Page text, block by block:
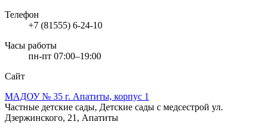
Телефон
+7 (81555) 6-24-10
Часы работы
пн-пт 07:00–19:00
Сайт
МАДОУ № 35 г. Апатиты, корпус 1
Частные детские сады, Детские сады с медсестрой ул.
Дзержинского, 21, Апатиты